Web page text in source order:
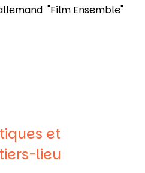
"Film Ensemble"
et
lieu